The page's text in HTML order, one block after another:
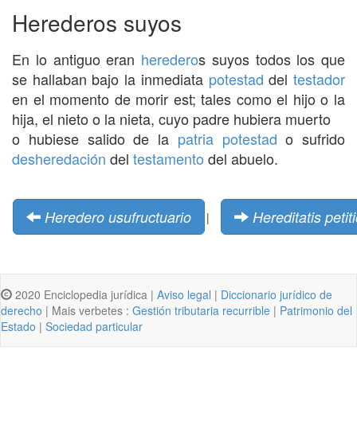
Herederos suyos
En lo antiguo eran herederos suyos todos los que
se hallaban bajo la inmediata potestad deltestador
en el momento de morir est; tales como el hijo o la
hija, el nieto o la nieta, cuyo padre hubiera muerto
o hubiese salido de la patria potestad o sufrido
desheredación del testamento del abuelo.
Heredero usufructuario | Hereditatis
2020 Enciclopedia jurídica | Aviso legal | Diccionario jurídico de
derecho | Mais verbetes : Gestión tributaria recurrible | Patrimonio del
Estado | Sociedad particular